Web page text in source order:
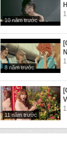
10 năm trước
8 năm trước
11 năm trước